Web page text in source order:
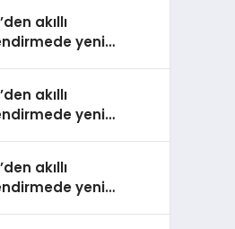
akıllı
yeni
akıllı
yeni
Madoka Plus
akıllı
yeni
Madoka Plus